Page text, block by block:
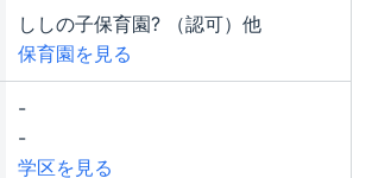
ししの子保育園? （認可）他
保育園を見る
-
-
学区を見る